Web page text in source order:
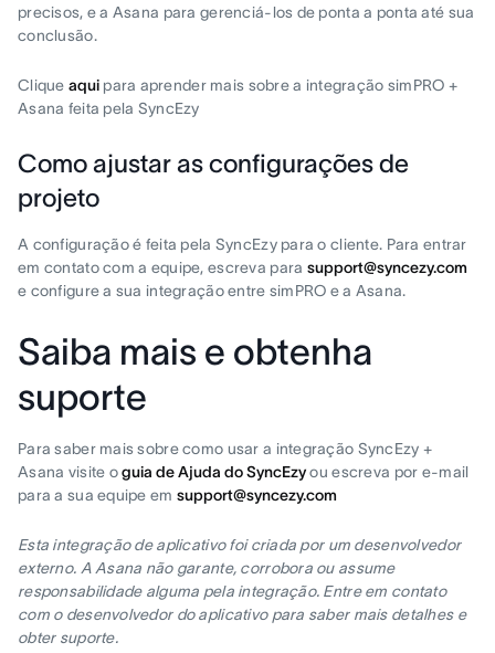
precisos, e a Asana para gerenciá-los de ponta a ponta até sua
conclusão.
Clique aquipara aprender mais sobre a integração simPRO +
Asana feita pela SyncEzy
Como ajustar as configurações de
projeto
A configuração é feita pela SyncEzy para o cliente. Para entrar
em contato com a equipe, escreva para support@syncezy.com
e configure a sua integração entre simPRO e a Asana.
Saiba mais e obtenha
suporte
Para saber mais sobre como usar a integração SyncEzy +
Asana visite oguia de Ajuda do SyncEzyou escreva por e-mail
para a sua equipe em support@syncezy.com
Esta integração de aplicativo foi criada por um desenvolvedor
externo. A Asana não garante, corrobora ou assume
responsabilidade alguma pela integração. Entre em contato
com o desenvolvedor do aplicativo para saber mais detalhes e
obter suporte.